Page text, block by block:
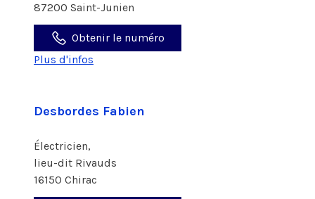
87200 Saint-Junien
Obtenir le numéro
Plus d'infos
Desbordes Fabien
Électricien,
lieu-dit Rivauds
16150 Chirac